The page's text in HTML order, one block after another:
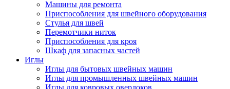
Машины для ремонта
Приспособления для швейного оборудования
Стулья для швей
Перемотчики ниток
Приспособления для кроя
Шкаф для запасных частей
Иглы
Иглы для бытовых швейных машин
Иглы для промышленных швейных машин
Иглы для ковровых оверлоков